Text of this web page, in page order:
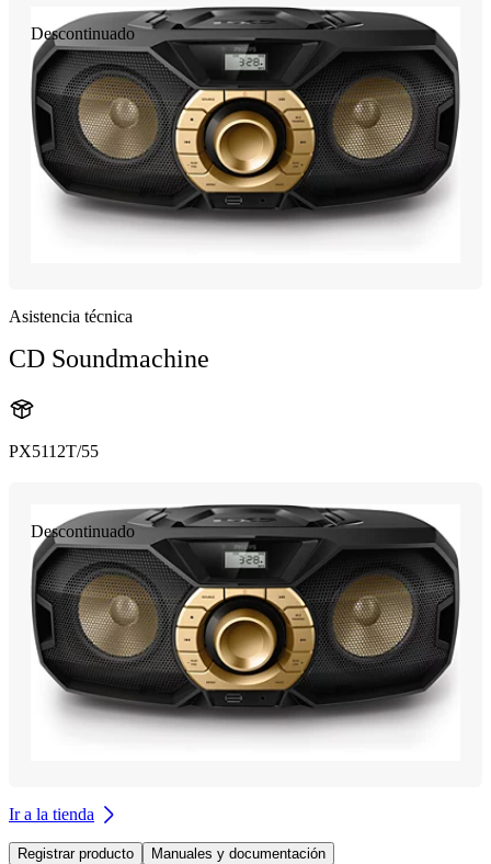
Descontinuado
Asistencia técnica
CD Soundmachine
PX5112T/55
Descontinuado
Ir a la tienda
Registrar producto
Manuales y documentación